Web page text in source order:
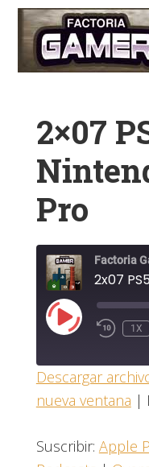
Saltar
Saltar
contenido
Saltar
principal2×07
Pro
Factoria
2x07
REPRODUCIR
EPISODIO
1X
Apple Podcasts
PocketCasts
COMPARTIR
ENLACE
Descargar
nueva ventana |
Suscribir: Apple